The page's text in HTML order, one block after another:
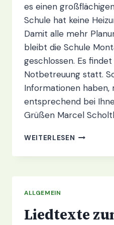
es einen
Schule hat keine
Damit alle mehr
bleibt die Schule
geschlossen. Es
Notbetreuung statt.
Informationen haben,
entsprechend bei
Grüßen Marcel
WEITERLESEN
BLEIBT
ALLGEMEIN
Liedtexte